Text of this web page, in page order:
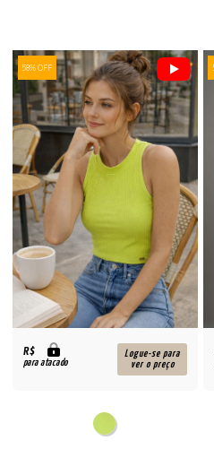
58% OFF
R$
para atacado
Logue-se para
ver o preço